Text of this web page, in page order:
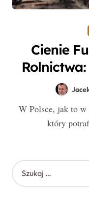
Cienie
polskich
W Polsce, jak to w Polsce, polityka to temat rzeka,
który
S
z